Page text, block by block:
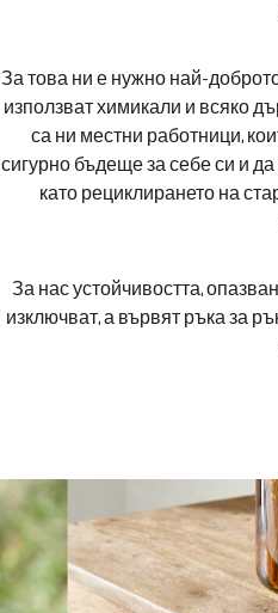
За това ни е нужно най-
използват химикали и всяко
са ни местни работници,
сигурно бъдеще за себе си и
като рециклирането на
За нас устойчивостта,
изключват, а вървят ръка за